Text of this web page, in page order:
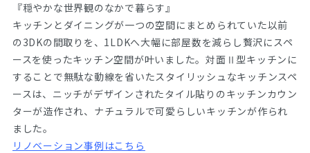
『穏やかな世界観のなかで暮らす』
キッチンとダイニングが一つの空間にまとめられていた以前
の3DKの間取りを、1LDKへ大幅に部屋数を減らし贅沢にスペ
ースを使ったキッチン空間が叶いました。対面Ⅱ型キッチンに
することで無駄な動線を省いたスタイリッシュなキッチンスペ
ースは、ニッチがデザインされたタイル貼りのキッチンカウン
ターが造作され、ナチュラルで可愛らしいキッチンが作られ
ました。
リノベーション事例はこちら